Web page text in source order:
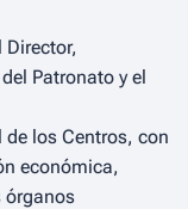
Director,
Patronato y el
de los Centros, con
económica,
órganos